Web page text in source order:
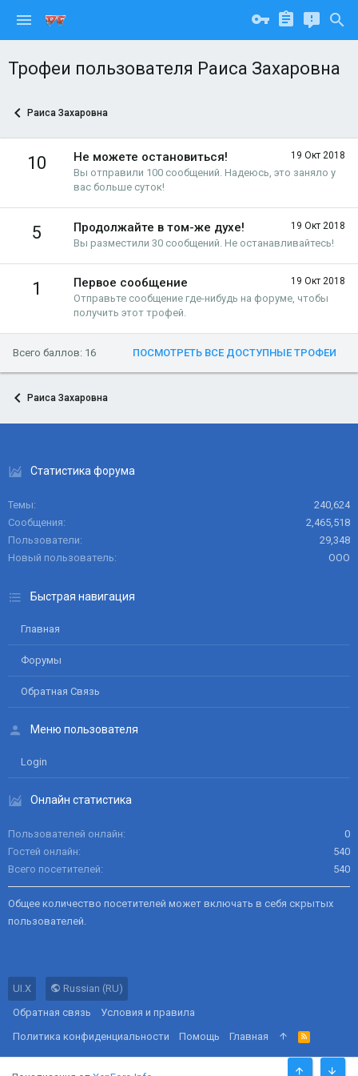
Трофеи пользователя Раиса Захаровна
Раиса Захаровна
10 19 Окт 2018
Не можете остановиться!
Вы отправили 100 сообщений. Надеюсь, это заняло у
вас больше суток!
5 19 Окт 2018
Продолжайте в том-же духе!
Вы разместили 30 сообщений. Не останавливайтесь!
1 19 Окт 2018
Первое сообщение
Отправьте сообщение где-нибудь на форуме, чтобы
получить этот трофей.
Всего баллов: 16 ПОСМОТРЕТЬ ВСЕ ДОСТУПНЫЕ ТРОФЕИ
Раиса Захаровна
Статистика форума
Темы
240,624
Сообщения
2,465,518
Пользователи
29,348
Новый пользователь
ООО
Быстрая навигация
Главная
Форумы
Обратная Связь
Меню пользователя
Login
Онлайн статистика
Пользователей онлайн
0
Гостей онлайн
540
Всего посетителей
540
Общее количество посетителей может включать в себя скрытых
пользователей.
UI.X
Russian (RU)
Обратная связь
Условия и правила
Политика конфиденциальности
Помощь Главная
R
S